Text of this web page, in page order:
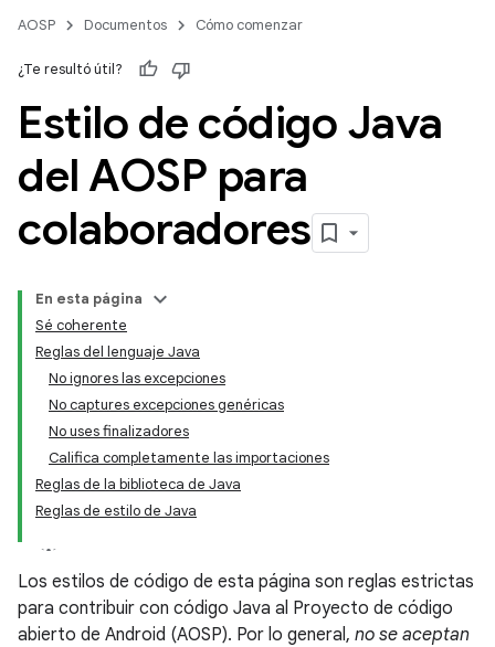
AOSP Documentos Cómo comenzar
¿Te resultó útil?
Estilo de código Java
del AOSP para
colaboradores
En esta página
Sé coherente
Reglas del lenguaje Java
No ignores las excepciones
No captures excepciones genéricas
No uses finalizadores
Califica completamente las importaciones
Reglas de la biblioteca de Java
Reglas de estilo de Java
Los estilos de código de esta página son reglas estrictas
para contribuir con código Java al Proyecto de código
abierto de Android (AOSP). Por lo general, no se aceptan